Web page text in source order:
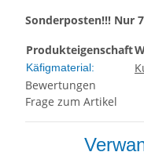
Sonderposten!!! Nur
Produkteigenschaft
Käfigmaterial:
Bewertungen
Frage zum Artikel